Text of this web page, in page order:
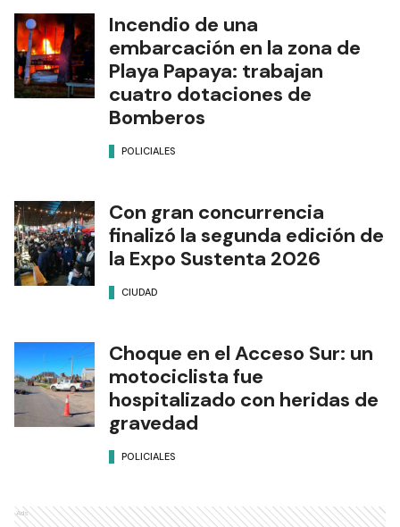
Incendio de una
embarcación en la zona de
Playa Papaya: trabajan
cuatro dotaciones de
Bomberos
POLICIALES
Con gran concurrencia
finalizó la segunda edición de
la Expo Sustenta 2026
CIUDAD
Choque en el Acceso Sur: un
motociclista fue
hospitalizado con heridas de
gravedad
POLICIALES
Ads